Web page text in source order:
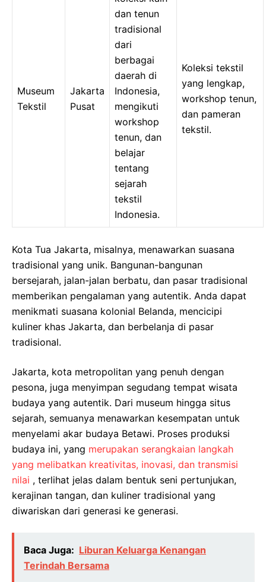
Museum
Tekstil
Jakarta
Pusat
dan tenun
tradisional
dari
berbagai
daerah di
Indonesia,
mengikuti
workshop
tenun, dan
belajar
tentang
sejarah
tekstil
Indonesia.
Koleksi tekstil
yang lengkap,
workshop tenun,
dan pameran
tekstil.
Kota Tua Jakarta, misalnya, menawarkan suasana
tradisional yang unik. Bangunan-bangunan
bersejarah, jalan-jalan berbatu, dan pasar tradisional
memberikan pengalaman yang autentik. Anda dapat
menikmati suasana kolonial Belanda, mencicipi
kuliner khas Jakarta, dan berbelanja di pasar
tradisional.
Jakarta, kota metropolitan yang penuh dengan
pesona, juga menyimpan segudang tempat wisata
budaya yang autentik. Dari museum hingga situs
sejarah, semuanya menawarkan kesempatan untuk
menyelami akar budaya Betawi. Proses produksi
budaya ini, yang merupakan serangkaian langkah
yang melibatkan kreativitas, inovasi, dan transmisi
nilai , terlihat jelas dalam bentuk seni pertunjukan,
kerajinan tangan, dan kuliner tradisional yang
diwariskan dari generasi ke generasi.
Baca Juga: Liburan Keluarga Kenangan
Terindah Bersama